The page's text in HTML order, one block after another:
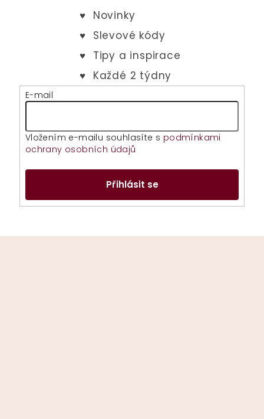
E-mail
Vložením e-mailu souhlasíte s podmínkami
ochrany osobních údajů
Přihlásit se